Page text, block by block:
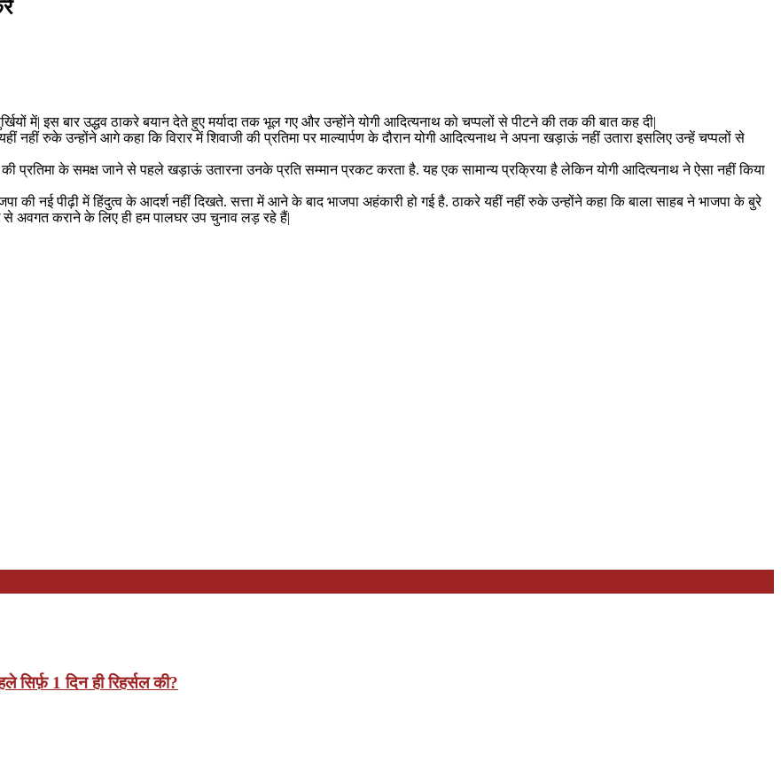
में| इस बार उद्धव ठाकरे बयान देते हुए मर्यादा तक भूल गए और उन्होंने योगी आदित्यनाथ को चप्पलों से पीटने की तक की बात कह दी|
नहीं रुके उन्होंने आगे कहा कि विरार में शिवाजी की प्रतिमा पर माल्यार्पण के दौरान योगी आदित्यनाथ ने अपना खड़ाऊं नहीं उतारा इसलिए उन्हें चप्पलों से
प्रतिमा के समक्ष जाने से पहले खड़ाऊं उतारना उनके प्रति सम्मान प्रकट करता है. यह एक सामान्य प्रक्रिया है लेकिन योगी आदित्यनाथ ने ऐसा नहीं किया
की नई पीढ़ी में हिंदुत्व के आदर्श नहीं दिखते. सत्ता में आने के बाद भाजपा अहंकारी हो गई है. ठाकरे यहीं नहीं रुके उन्होंने कहा कि बाला साहब ने भाजपा के बुरे
से अवगत कराने के लिए ही हम पालघर उप चुनाव लड़ रहे हैं|
सिर्फ़ 1 दिन ही रिहर्सल की?